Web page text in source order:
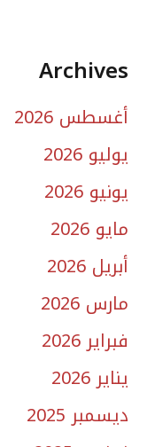
Archives
أغسطس 2026
يوليو 2026
يونيو 2026
مايو 2026
أبريل 2026
مارس 2026
فبراير 2026
يناير 2026
ديسمبر 2025